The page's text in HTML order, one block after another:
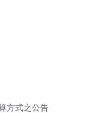
方式之公告